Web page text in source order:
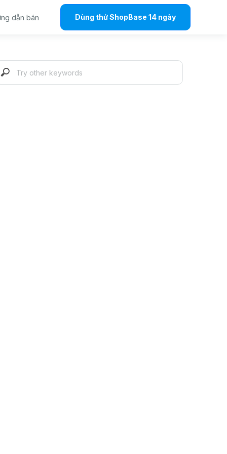
dẫn bán Dùng thử ShopBase 14 ngày